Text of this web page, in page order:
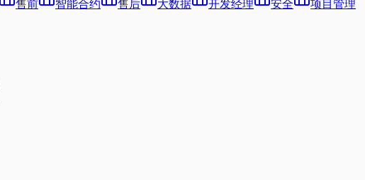
售前 智能合约 售后 大数据 开发经理 安全
项目管理